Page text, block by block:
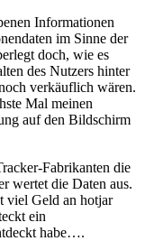
Informationen
im Sinne der
doch, wie es
des Nutzers hinter
verkäuflich wären.
Mal meinen
auf den Bildschirm
Fabrikanten die
wertet die Daten aus.
viel Geld an hotjar
ein
habe….